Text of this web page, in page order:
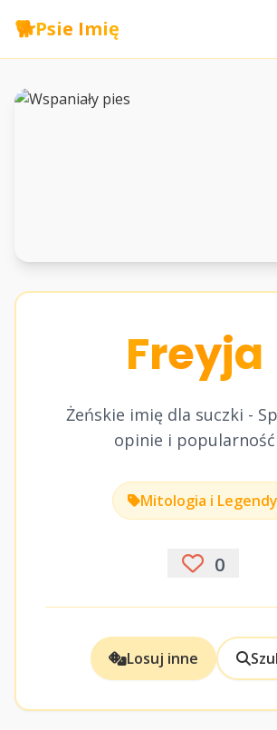
🐕Psie Imię
Freyja
Żeńskie imię dla suczki -
opinie i popularność
Mitologia i Legendy
0
Losuj inne